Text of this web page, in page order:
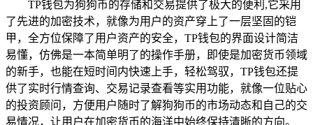
TP钱包为狗狗币的存储和交易提供了极大的便利,它采用
了先进的加密技术，就像为用户的资产穿上了一层坚固的铠
甲，全方位保障了用户资产的安全，TP钱包的界面设计简洁
易懂，仿佛是一本简单明了的操作手册，即使是加密货币领域
的新手，也能在短时间内快速上手，轻松驾驭，TP钱包还提
供了实时行情查询、交易记录查看等实用功能，就像一位贴心
的投资顾问，方便用户随时了解狗狗币的市场动态和自己的交
易情况，让用户在加密货币的海洋中始终保持清晰的方向。